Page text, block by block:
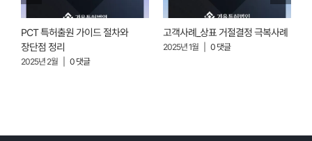
PCT 특허출원 가이드 절차와
장단점 정리
2025년 2월 0 댓글
고객사례_상표 거절결정 극복사례
2025년 1월 0 댓글